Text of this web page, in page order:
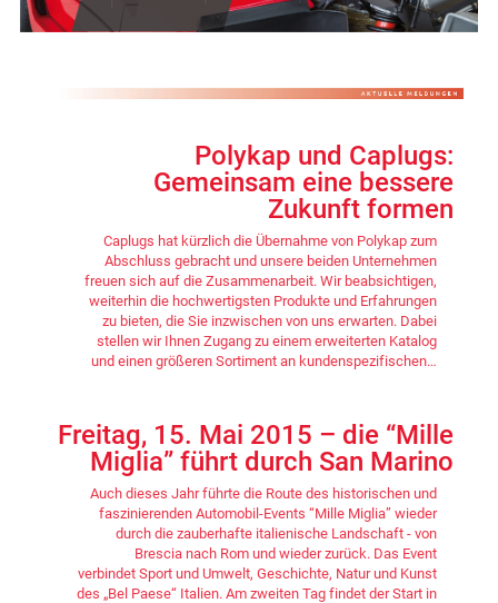
Polykap und Caplugs:
Gemeinsam eine bessere
Zukunft formen
Caplugs hat kürzlich die Übernahme von Polykap zum
Abschluss gebracht und unsere beiden Unternehmen
freuen sich auf die Zusammenarbeit. Wir beabsichtigen,
weiterhin die hochwertigsten Produkte und Erfahrungen
zu bieten, die Sie inzwischen von uns erwarten. Dabei
stellen wir Ihnen Zugang zu einem erweiterten Katalog
und einen größeren Sortiment an kundenspezifischen…
Freitag, 15. Mai 2015 – die “Mille
Miglia” führt durch San Marino
Auch dieses Jahr führte die Route des historischen und
faszinierenden Automobil-Events “Mille Miglia” wieder
durch die zauberhafte italienische Landschaft - von
Brescia nach Rom und wieder zurück. Das Event
verbindet Sport und Umwelt, Geschichte, Natur und Kunst
des „Bel Paese“ Italien. Am zweiten Tag findet der Start in